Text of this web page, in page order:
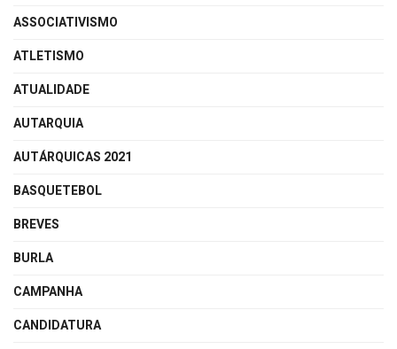
ASSOCIATIVISMO
ATLETISMO
ATUALIDADE
AUTARQUIA
AUTÁRQUICAS 2021
BASQUETEBOL
BREVES
BURLA
CAMPANHA
CANDIDATURA